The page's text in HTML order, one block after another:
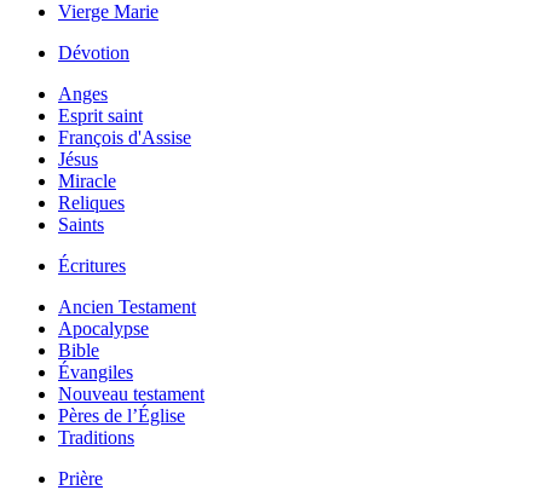
Vierge Marie
Dévotion
Anges
Esprit saint
François d'Assise
Jésus
Miracle
Reliques
Saints
Écritures
Ancien Testament
Apocalypse
Bible
Évangiles
Nouveau testament
Pères de l’Église
Traditions
Prière